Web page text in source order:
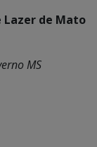
Lazer de Mato
MS